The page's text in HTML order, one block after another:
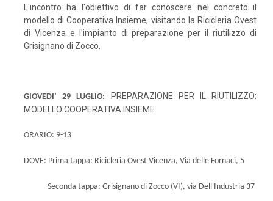
L'incontro ha l'obiettivo di far conoscere nel concreto il
modello di Cooperativa Insieme, visitando la Ricicleria Ovest
di Vicenza e l'impianto di preparazione per il riutilizzo di
Grisignano di Zocco.
GIOVEDI’ 29 LUGLIO:
PREPARAZIONE PER IL RIUTILIZZO:
MODELLO COOPERATIVA INSIEME
ORARIO: 9-13
DOVE: Prima tappa: Ricicleria Ovest Vicenza, Via delle Fornaci, 5
Seconda tappa: Grisignano di Zocco (VI), via Dell'Industria 37